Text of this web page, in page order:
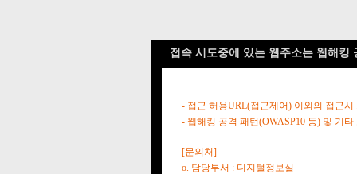
접속 시도중에 있는 웹주소는 웹해킹
- 접근 허용URL(접근제어) 이외의 접근시
- 웹해킹 공격 패턴(OWASP10 등) 및 기
[문의처]
o. 담당부서 : 디지털정보실